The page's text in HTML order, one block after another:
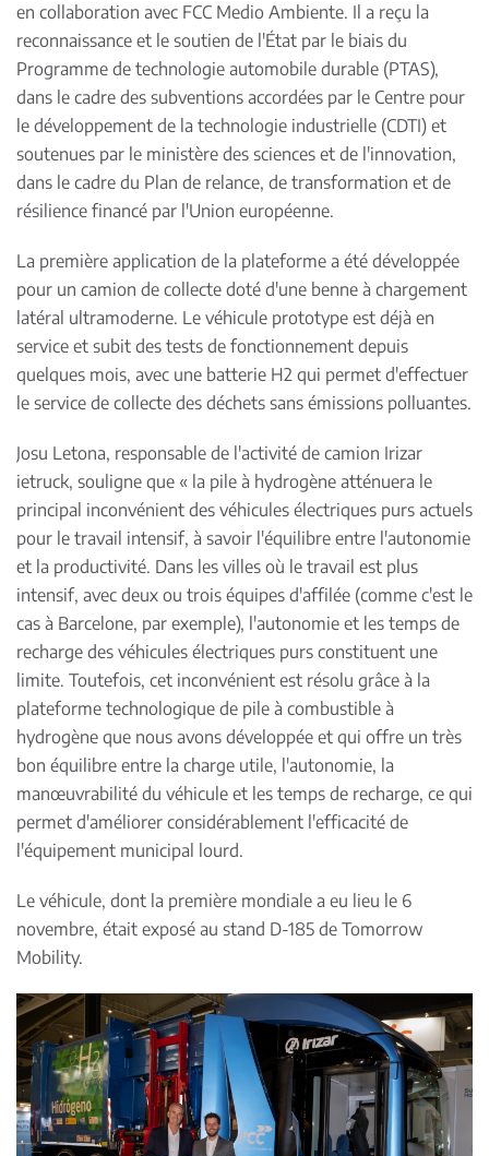
en collaboration avec FCC Medio Ambiente. Il a reçu la
reconnaissance et le soutien de l'État par le biais du
Programme de technologie automobile durable (PTAS),
dans le cadre des subventions accordées par le Centre pour
le développement de la technologie industrielle (CDTI) et
soutenues par le ministère des sciences et de l'innovation,
dans le cadre du Plan de relance, de transformation et de
résilience financé par l'Union européenne.
La première application de la plateforme a été développée
pour un camion de collecte doté d'une benne à chargement
latéral ultramoderne. Le véhicule prototype est déjà en
service et subit des tests de fonctionnement depuis
quelques mois, avec une batterie H2 qui permet d'effectuer
le service de collecte des déchets sans émissions polluantes.
Josu Letona, responsable de l'activité de camion Irizar
ietruck, souligne que « la pile à hydrogène atténuera le
principal inconvénient des véhicules électriques purs actuels
pour le travail intensif, à savoir l'équilibre entre l'autonomie
et la productivité. Dans les villes où le travail est plus
intensif, avec deux ou trois équipes d'affilée (comme c'est le
cas à Barcelone, par exemple), l'autonomie et les temps de
recharge des véhicules électriques purs constituent une
limite. Toutefois, cet inconvénient est résolu grâce à la
plateforme technologique de pile à combustible à
hydrogène que nous avons développée et qui offre un très
bon équilibre entre la charge utile, l'autonomie, la
manœuvrabilité du véhicule et les temps de recharge, ce qui
permet d'améliorer considérablement l'efficacité de
l'équipement municipal lourd.
Le véhicule, dont la première mondiale a eu lieu le 6
novembre, était exposé au stand D-185 de Tomorrow
Mobility.